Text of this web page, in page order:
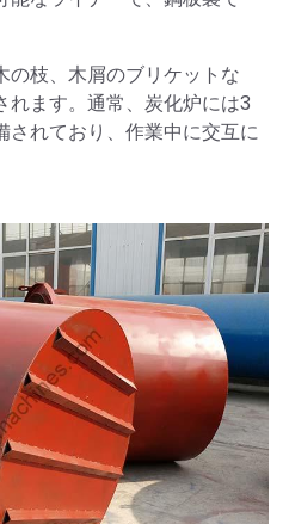
の枝、木屑のブリケットな
れます。通常、炭化炉には3
れており、作業中に交互に